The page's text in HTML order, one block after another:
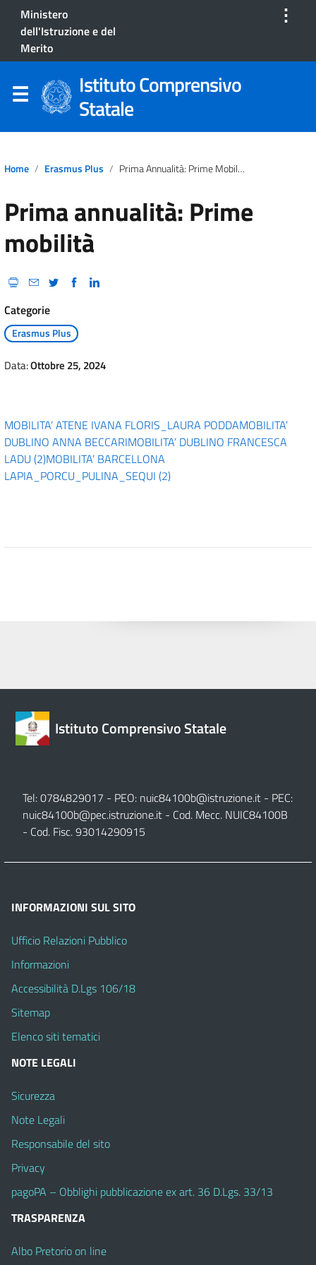
Ministero
dell'Istruzione e del
Merito
⋮
Istituto Comprensivo
Statale
Home Erasmus Plus Prima Annualità: Prime Mobilità
Prima annualità: Prime
mobilità
Categorie
Erasmus Plus
Data:Ottobre 25, 2024
MOBILITA’ ATENE IVANA FLORIS_LAURA PODDAMOBILITA’
DUBLINO ANNA BECCARIMOBILITA’ DUBLINO FRANCESCA
LADU (2)MOBILITA’ BARCELLONA
LAPIA_PORCU_PULINA_SEQUI (2)
Istituto Comprensivo Statale
Tel: 0784829017 - PEO: nuic84100b@istruzione.it - PEC:
nuic84100b@pec.istruzione.it - Cod. Mecc. NUIC84100B
- Cod. Fisc. 93014290915
INFORMAZIONI SUL SITO
Ufficio Relazioni Pubblico
Informazioni
Accessibilità D.Lgs 106/18
Sitemap
Elenco siti tematici
NOTE LEGALI
Sicurezza
Note Legali
Responsabile del sito
Privacy
pagoPA – Obblighi pubblicazione ex art. 36 D.Lgs. 33/13
TRASPARENZA
Albo Pretorio on line